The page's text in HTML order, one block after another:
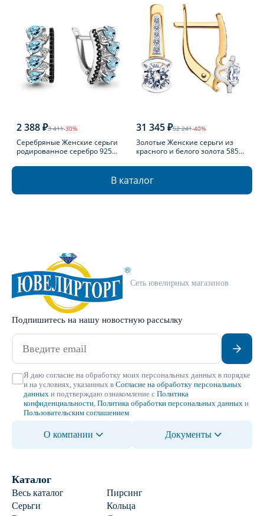
2 388 ₽3 411-30%
Серебряные Женские серьги
родированное серебро 925
31 345 ₽52 241-40%
Золотые Женские серьги из
красного и белого золота 585
В каталог
Сеть ювелирных магазинов
Подпишитесь на нашу новостную рассылку
Я даю согласие на обработку моих персональных данных в порядке
и на условиях, указанных в Согласие на обработку персональных
данных и подтверждаю ознакомление с Политика
конфиденциальности Политика обработки персональных данных и
Пользовательским соглашением
О компании Документы
Каталог
Весь каталог
Пирсинг
Серьги
Кольца